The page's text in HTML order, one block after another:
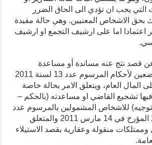
التي يجب ان تؤدي الى الحاق الضرر
بحق الاشخاص المعنيين. وهي حالة مقيدة
اعتمادا اما على ارشيف التجمع او ارشيف
قصد نتج عنه مساندة أو مساعدة
للأشخاص الخاضعين لأحكام المرسوم عدد 13 لسنة 2011
المال العام، ويتعلق الامر بحالة خاصة
تشجيع القاضي او مساعدته (بالحكم –
للاشخاص المشمولين بالمرسوم عدد
13 لسنة 2011 المؤرخ في 14 مارس 2011 والمتعلق
منقولة وعقارية بقصد الاستيلاء